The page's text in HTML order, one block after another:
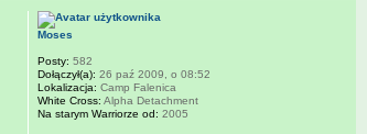
Moses
Posty: 582
Dołączył(a): 26 paź 2009, o 08:52
Lokalizacja: Camp Falenica
White Cross: Alpha Detachment
Na starym Warriorze od: 2005